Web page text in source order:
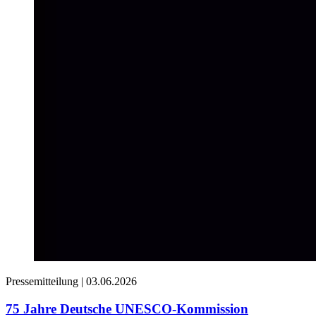
Pressemitteilung | 03.06.2026
75 Jahre Deutsche UNESCO-Kommission